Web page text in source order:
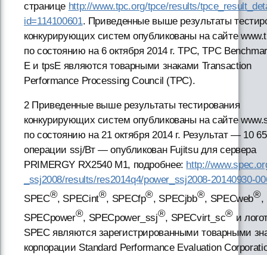
странице http://www.tpc.org/tpce/results/
id=114100601. Приведенные выше результаты
конкурирующих систем опубликованы на сайте
по состоянию на 6 октября 2014 г. TPC, TPC
E и tpsE являются товарными знаками Transaction
Performance Processing Council (TPC).
2 Приведенные выше результаты тестирования
конкурирующих систем опубликованы на сайте
по состоянию на 21 октября 2014 г. Результат — 10
операции ssj/Вт — опубликован Fujitsu для сервера
PRIMERGY RX2540 M1, подробнее: http://
_ssj2008/results/res2014q4/power_ssj2008-20140930-
SPEC®, SPECint®, SPECfp®, SPECjbb®, SPECweb®,
SPECpower®, SPECpower_ssj®, SPECvirt_sc® и
SPEC являются зарегистрированными товарными
корпорации Standard Performance Evaluation